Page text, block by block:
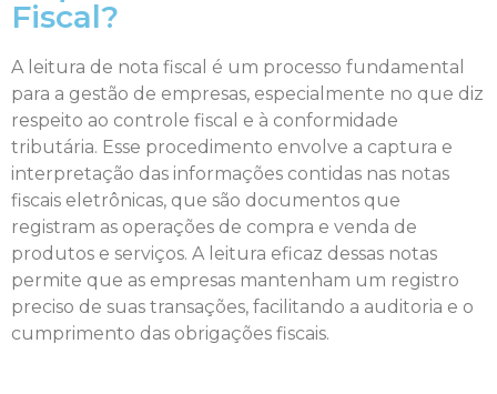
Fiscal?
A leitura de nota fiscal é um processo fundamental
para a gestão de empresas, especialmente no que diz
respeito ao controle fiscal e à conformidade
tributária. Esse procedimento envolve a captura e
interpretação das informações contidas nas notas
fiscais eletrônicas, que são documentos que
registram as operações de compra e venda de
produtos e serviços. A leitura eficaz dessas notas
permite que as empresas mantenham um registro
preciso de suas transações, facilitando a auditoria e o
cumprimento das obrigações fiscais.